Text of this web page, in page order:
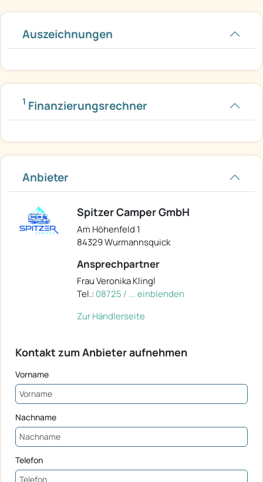
Auszeichnungen
1 Finanzierungsrechner
Anbieter
Spitzer Camper GmbH
Am Höhenfeld 1
84329 Wurmannsquick
Ansprechpartner
Frau Veronika Klingl
Tel.: 08725 / ... einblenden
Zur Händlerseite
Kontakt zum Anbieter aufnehmen
Vorname
Nachname
Telefon